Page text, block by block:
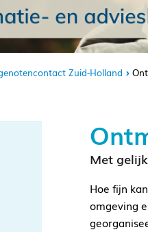
Zuid-Holland
Met
Hoe fijn
omgeving